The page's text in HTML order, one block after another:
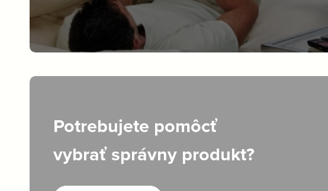
Potrebujete pomôcť
vybrať správny produkt?